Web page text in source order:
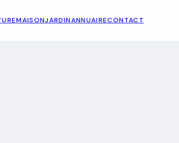
MAISONJARDINANNUAIRECONTACT